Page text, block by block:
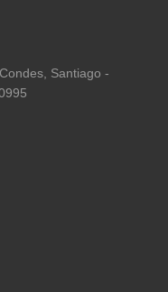
Santiago -